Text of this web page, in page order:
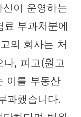
이 운영하는
부과처분에
의 회사는 처
나, 피고(원고
이를 부동산
과했습니다.